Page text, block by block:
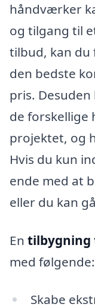
håndværker
og tilgang til
tilbud, kan
den bedste
pris.
de
projektet, og
Hvis du kun
ende med at
eller du kan
En tilbygning
med følgende:
Skabe